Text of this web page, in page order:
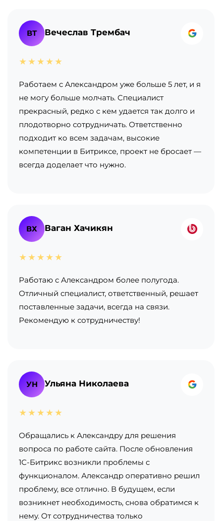
ВТ Вечеслав Трембач
★★★★★
Работаем с Александром уже больше 5 лет, и я
не могу больше молчать. Специалист
прекрасный, редко с кем удается так долго и
плодотворно сотрудничать. Ответственно
подходит ко всем задачам, высокие
компетенции в Битриксе, проект не бросает —
всегда доделает что нужно.
ВХ Ваган Хачикян
★★★★★
Работаю с Александром более полугода.
Отличный специалист, ответственный, решает
поставленные задачи, всегда на связи.
Рекомендую к сотрудничеству!
УН Ульяна Николаева
★★★★★
Обращались к Александру для решения
вопроса по работе сайта. После обновления
1С-Битрикс возникли проблемы с
функционалом. Александр оперативно решил
проблему, все отлично. В будущем, если
возникнет необходимость, снова обратимся к
нему. От сотрудничества только